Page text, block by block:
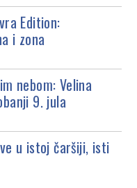
Edition:
i zona
nebom: Velina
9. jula
u istoj čaršiji, isti